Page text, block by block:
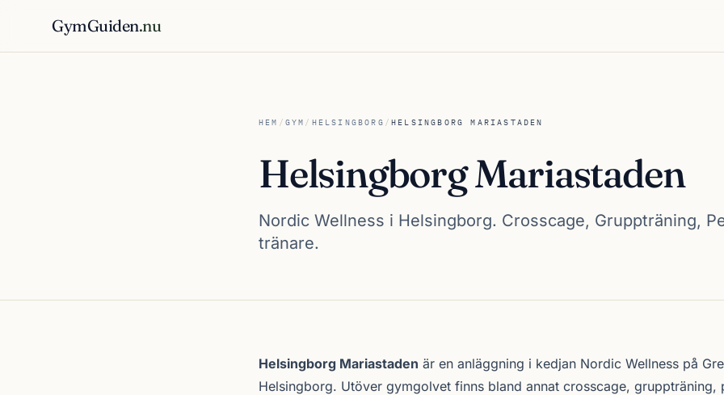
GymGuiden.nu
HEM / GYM / HELSINGBORG /HELSINGBORG MARIASTADEN
Helsingborg Mariastaden
Nordic Wellness i Helsingborg. Crosscage, Gruppträning,
tränare.
Om Helsingborg Mariastaden
Helsingborg Mariastaden är en anläggning i kedjan Nordic Wellness på
Helsingborg. Utöver gymgolvet finns bland annat crosscage, gruppträning,